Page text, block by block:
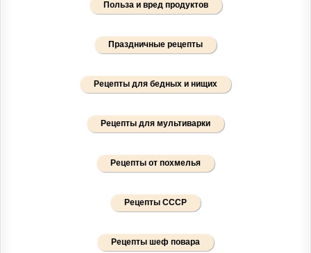
Польза и вред продуктов
Праздничные рецепты
Рецепты для бедных и нищих
Рецепты для мультиварки
Рецепты от похмелья
Рецепты СССР
Рецепты шеф повара